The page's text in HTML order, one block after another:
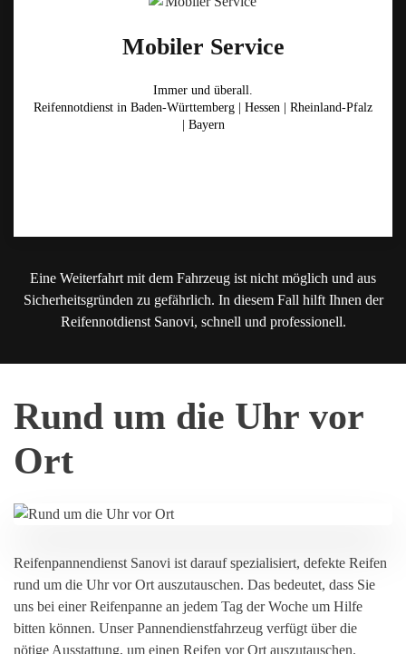
Mobiler Service
Immer und überall.
Reifennotdienst in Baden-Württemberg | Hessen | Rheinland-Pfalz
| Bayern
Eine Weiterfahrt mit dem Fahrzeug ist nicht möglich und aus
Sicherheitsgründen zu gefährlich. In diesem Fall hilft Ihnen der
Reifennotdienst Sanovi, schnell und professionell.
Rund um die Uhr vor
Ort
Reifenpannendienst Sanovi ist darauf spezialisiert, defekte Reifen
rund um die Uhr vor Ort auszutauschen. Das bedeutet, dass Sie
uns bei einer Reifenpanne an jedem Tag der Woche um Hilfe
bitten können. Unser Pannendienstfahrzeug verfügt über die
nötige Ausstattung, um einen Reifen vor Ort auszutauschen.